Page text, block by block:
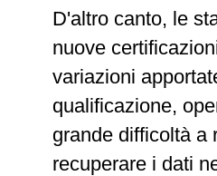
D'altro canto, le
nuove
variazioni
qualificazione,
grande difficoltà a
recuperare i dati